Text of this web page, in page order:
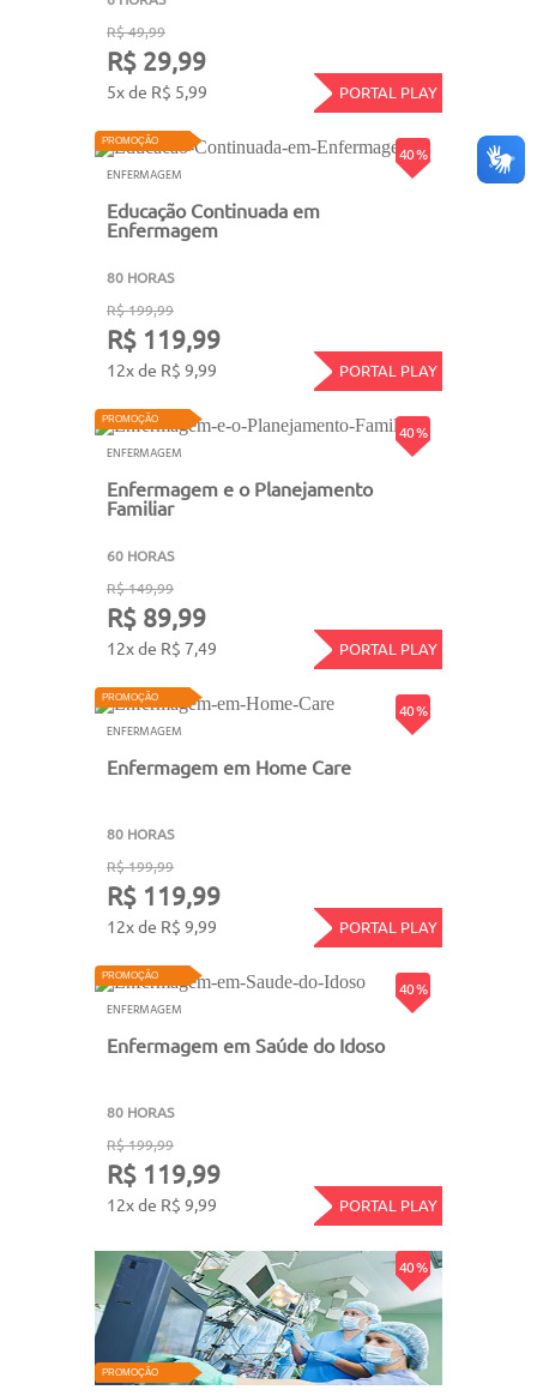
R$ 49,99
R$ 29,99
5x de R$ 5,99 PORTAL PLAY
40 %
PROMOÇÃO
ENFERMAGEM
Educação Continuada em
Enfermagem
80 HORAS
R$ 199,99
R$ 119,99
12x de R$ 9,99 PORTAL PLAY
40 %
PROMOÇÃO
ENFERMAGEM
Enfermagem e o Planejamento
Familiar
60 HORAS
R$ 149,99
R$ 89,99
12x de R$ 7,49 PORTAL PLAY
40 %
PROMOÇÃO
ENFERMAGEM
Enfermagem em Home Care
80 HORAS
R$ 199,99
R$ 119,99
12x de R$ 9,99 PORTAL PLAY
40 %
PROMOÇÃO
ENFERMAGEM
Enfermagem em Saúde do Idoso
80 HORAS
R$ 199,99
R$ 119,99
12x de R$ 9,99 PORTAL PLAY
40 %
PROMOÇÃO